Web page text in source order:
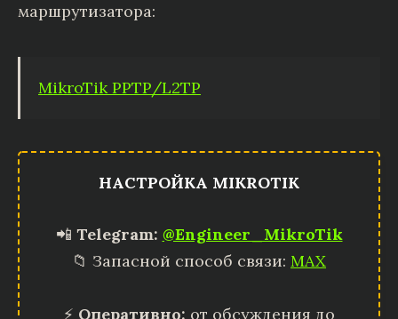
маршрутизатора:
MikroTik PPTP/L2TP
НАСТРОЙКА MIKROTIK
📲 Telegram: @Engineer_MikroTik
📁 Запасной способ связи: MAX
⚡ Оперативно: от обсуждения до